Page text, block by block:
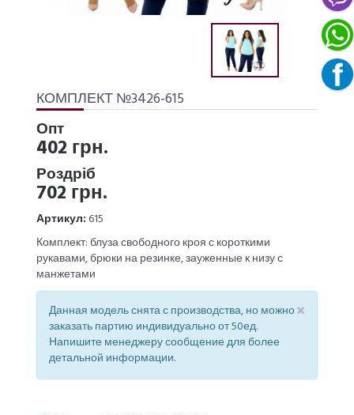
КОМПЛЕКТ №3426-615
Опт
402 грн.
Роздріб
702 грн.
Артикул: 615
Комплект: блуза свободного кроя с короткими
рукавами, брюки на резинке, зауженные к низу с
манжетами
×
Данная модель снята с производства, но можно
заказать партию индивидуально от 50ед.
Напишите менеджеру сообщение для более
детальной информации.